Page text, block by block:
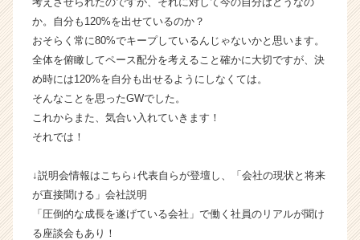
か。自分も120%を出せているのか？
おそらく常に80%でキープしているんじゃないかと思います。
全体を俯瞰してペース配分を考えること確かに大切ですが、決
め時には120%を自分も出せるようにしなくては。
そんなことを思ったGWでした。
これからまた、気合い入れていきます！
それでは！
↓説明会情報はこちら↓代表自らが登壇し、「会社の現状と将来
が直接聞ける」会社説明
「圧倒的な成長を遂げている会社」で働く社員のリアルが聞け
る座談会もあり！